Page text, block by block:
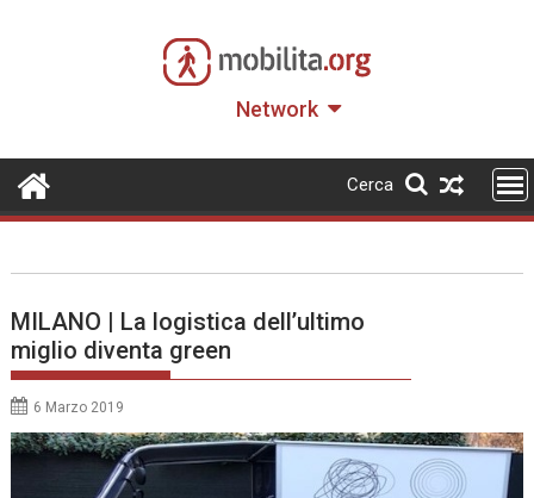
Network
Cerca
MILANO | La logistica dell’ultimo
miglio diventa green
6 Marzo 2019